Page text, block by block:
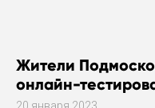
Жители
онлайн-